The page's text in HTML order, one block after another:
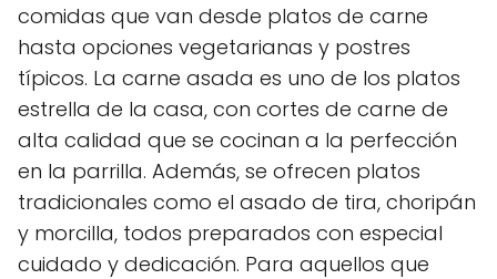
comidas que van desde platos de carne
hasta opciones vegetarianas y postres
típicos. La carne asada es uno de los platos
estrella de la casa, con cortes de carne de
alta calidad que se cocinan a la perfección
en la parrilla. Además, se ofrecen platos
tradicionales como el asado de tira, choripán
y morcilla, todos preparados con especial
cuidado y dedicación. Para aquellos que